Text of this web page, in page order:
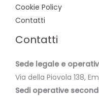
Cookie Policy
Contatti
Contatti
Sede legale e
Via della Piovola 138,
Sedi operative